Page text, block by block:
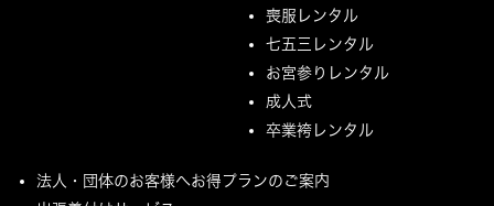
喪服レンタル
七五三レンタル
お宮参りレンタル
成人式
卒業袴レンタル
法人・団体のお客様へお得プランのご案内